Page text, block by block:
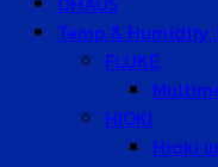
Temp &
FLUKE
HIOKI
Hioki